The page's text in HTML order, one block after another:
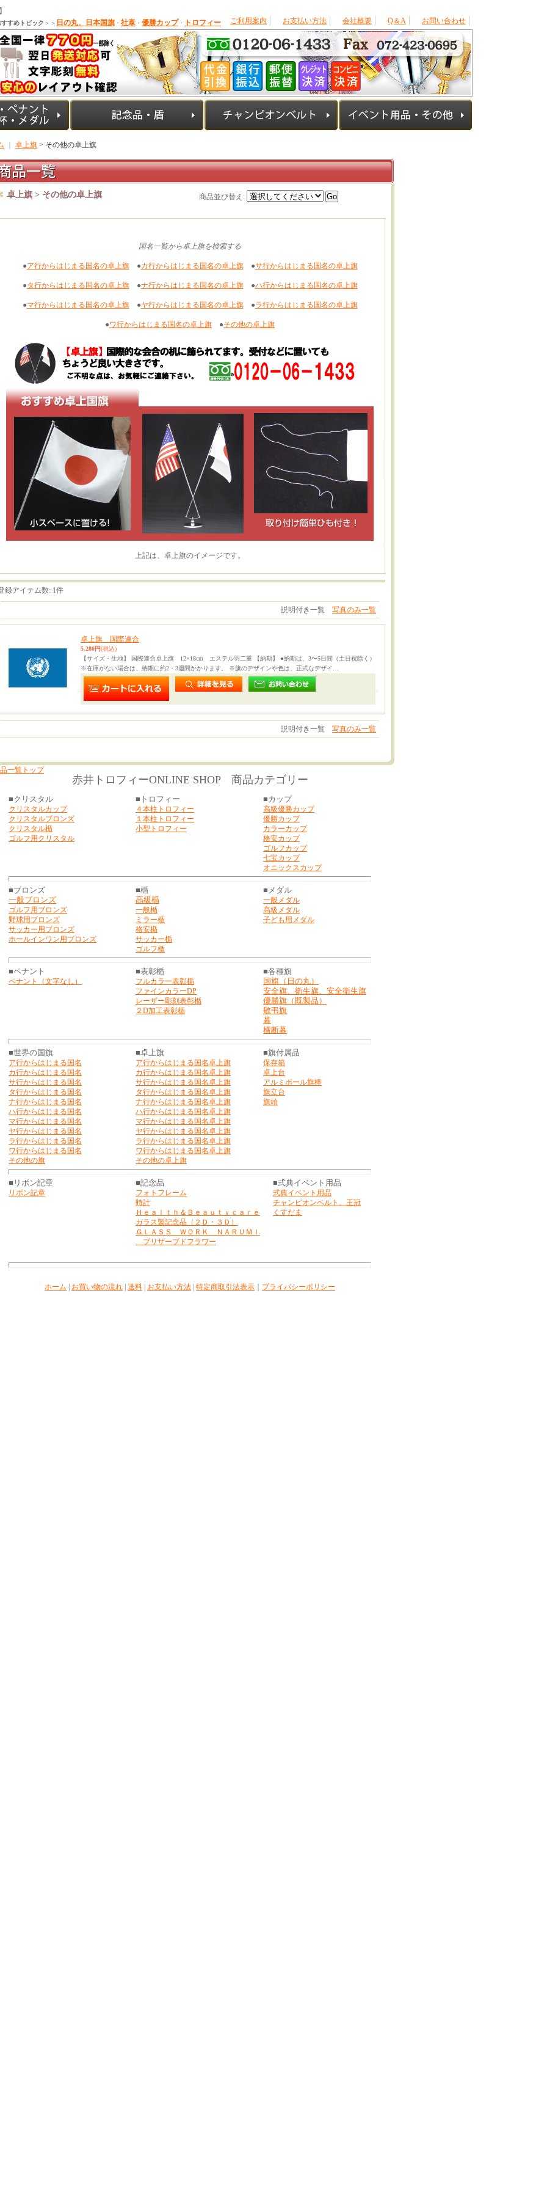
ご利用案内
お支払い方法 会社概要 Q＆A お問い合わせ
すすめトピック ＞＞ 日の丸、日本国旗 ・ 社章 ・ 優勝カップ ・ トロフィー
卓上旗 > その他の卓上旗
卓上旗 > その他の卓上旗 商品並び替え :
国名一覧から卓上旗を検索する
●ア行からはじまる国名の卓上旗●カ行からはじまる国名の卓上旗●サ行からはじまる国名の卓上旗
●タ行からはじまる国名の卓上旗●ナ行からはじまる国名の卓上旗●ハ行からはじまる国名の卓上旗
●マ行からはじまる国名の卓上旗●ヤ行からはじまる国名の卓上旗●ラ行からはじまる国名の卓上旗
●ワ行からはじまる国名の卓上旗 ●その他の卓上旗
上記は、卓上旗のイメージです。
録アイテム数: 1件
説明付き一覧 写真のみ一覧
卓上旗 国際連合
5,280円(税込)
【サイズ・生地】 国際連合卓上旗 12×18cm エステル羽二重 【納期】 ●納期は、3〜5日間（土日祝除く）
※在庫がない場合は、納期に約2・3週間かかります。 ※旗のデザインや色は、正式なデザイ…
説明付き一覧 写真のみ一覧
一覧トップ
赤井トロフィーONLINE SHOP 商品カテゴリー
■クリスタル
クリスタルカップ
クリスタルブロンズ
クリスタル楯
ゴルフ用クリスタル
■トロフィー
４本柱トロフィー
１本柱トロフィー
小型トロフィー
■カップ
高級優勝カップ
優勝カップ
カラーカップ
格安カップ
ゴルフカップ
七宝カップ
オニックスカップ
■ブロンズ
一般ブロンズ
ゴルフ用ブロンズ
野球用ブロンズ
サッカー用ブロンズ
ホールインワン用ブロンズ
■楯
高級楯
一般楯
ミラー楯
格安楯
サッカー楯
ゴルフ楯
■メダル
一般メダル
高級メダル
子ども用メダル
■ペナント
ペナント（文字なし）
■表彰楯
フルカラー表彰楯
ファインカラーDP
レーザー彫刻表彰楯
２D加工表彰楯
■各種旗
国旗（日の丸）
安全旗、衛生旗、安全衛生旗
優勝旗（既製品）
敬弔旗
幕
横断幕
■世界の国旗
ア行からはじまる国名
カ行からはじまる国名
サ行からはじまる国名
タ行からはじまる国名
ナ行からはじまる国名
ハ行からはじまる国名
マ行からはじまる国名
ヤ行からはじまる国名
ラ行からはじまる国名
ワ行からはじまる国名
その他の旗
■卓上旗
ア行からはじまる国名卓上旗
カ行からはじまる国名卓上旗
サ行からはじまる国名卓上旗
タ行からはじまる国名卓上旗
ナ行からはじまる国名卓上旗
ハ行からはじまる国名卓上旗
マ行からはじまる国名卓上旗
ヤ行からはじまる国名卓上旗
ラ行からはじまる国名卓上旗
ワ行からはじまる国名卓上旗
その他の卓上旗
■旗付属品
保存箱
卓上台
アルミポール旗棒
旗立台
旗頭
■リボン記章
リボン記章
■記念品
フォトフレーム
時計
Ｈｅａｌｔｈ＆Ｂｅａｕｔｙｃａｒｅ
ガラス製記念品（２Ｄ・３Ｄ）
ＧＬＡＳＳ ＷＯＲＫ ＮＡＲＵＭＩ
ブリザーブドフラワー
■式典イベント用品
式典イベント用品
チャンピオンベルト、王冠
くすだま
ホーム お買い物の流れ 送料 お支払い方法 特定商取引法表示 プライバシーポリシー